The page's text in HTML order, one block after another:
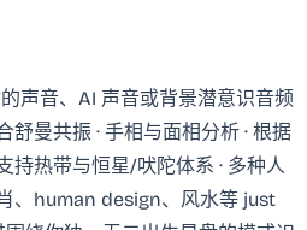
声音、AI 声音或背景潜意识音频
曼共振 · 手相与面相分析 · 根据
持热带与恒星/吠陀体系 · 多种人
、human design、风水等 just